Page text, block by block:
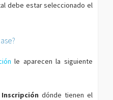
debe estar seleccionado el
le aparecen la siguiente
dónde tienen el